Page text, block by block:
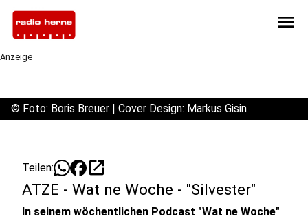
menu
Anzeige
© Foto: Boris Breuer | Cover Design: Markus Gisin
Teilen: open_in_new
ATZE - Wat ne Woche - "Silvester"
In seinem wöchentlichen Podcast "Wat ne Woche"